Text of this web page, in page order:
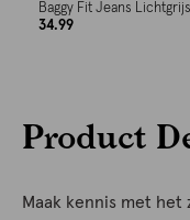
Baggy Fit Jeans Lichtgrijs
34.99
Product
Maak kennis met